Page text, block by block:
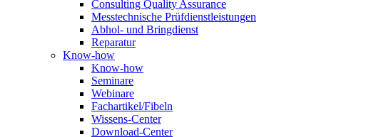
Consulting Quality Assurance
Messtechnische Prüfdienstleistungen
Abhol- und Bringdienst
Reparatur
Know-how
Know-how
Seminare
Webinare
Fachartikel/Fibeln
Wissens-Center
Download-Center